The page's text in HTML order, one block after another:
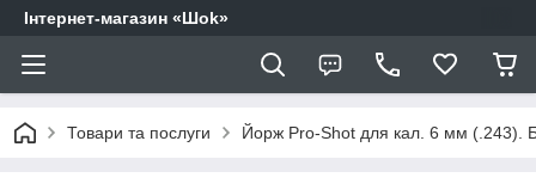
Інтернет-магазин «Шоk»
Товари та послуги Йорж Pro-Shot для кал. 6 мм (.243).